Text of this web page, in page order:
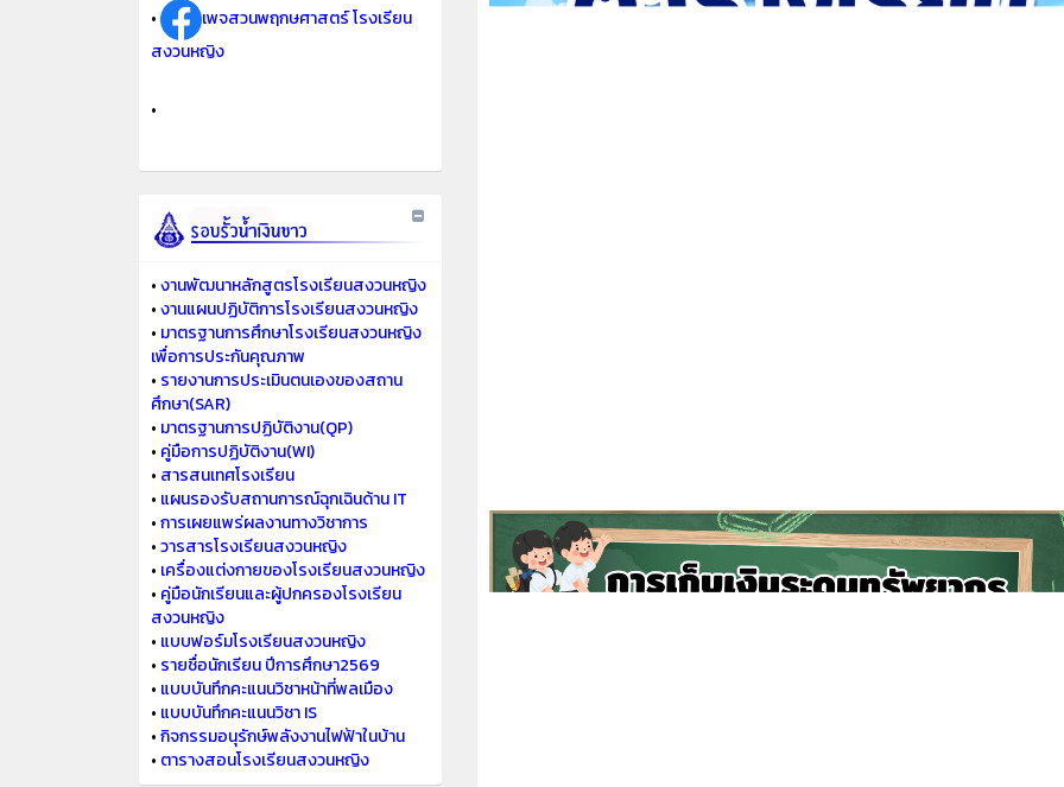
•
เพจสวนพฤกษศาสตร์ โรงเรียน
สงวนหญิง
•
•งานพัฒนาหลักสูตรโรงเรียนสงวนหญิง
•งานแผนปฏิบัติการโรงเรียนสงวนหญิง
• มาตรฐานการศึกษาโรงเรียนสงวนหญิง
เพื่อการประกันคุณภาพ
• รายงานการประเมินตนเองของสถาน
ศึกษา(SAR)
• มาตรฐานการปฏิบัติงาน(QP)
• คู่มือการปฏิบัติงาน(WI)
• สารสนเทศโรงเรียน
• แผนรองรับสถานการณ์ฉุกเฉินด้าน IT
•การเผยแพร่ผลงานทางวิชาการ
•วารสารโรงเรียนสงวนหญิง
• เครื่องแต่งกายของโรงเรียนสงวนหญิง
• คู่มือนักเรียนและผู้ปกครองโรงเรียน
สงวนหญิง
• แบบฟอร์มโรงเรียนสงวนหญิง
• รายชื่อนักเรียน ปีการศึกษา2569
• แบบบันทึกคะแนนวิชาหน้าที่พลเมือง
• แบบบันทึกคะแนนวิชา IS
•กิจกรรมอนุรักษ์พลังงานไฟฟ้าในบ้าน
• ตารางสอนโรงเรียนสงวนหญิง